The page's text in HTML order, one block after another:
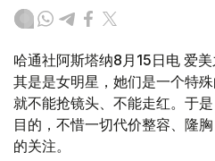
哈通社阿斯塔纳8月15日电 爱
其是是女明星，她们是一个特
就不能抢镜头、不能走红。于
目的，不惜一切代价整容、隆
的关注。